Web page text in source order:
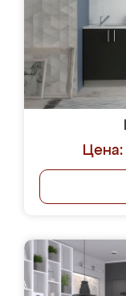
Цена: